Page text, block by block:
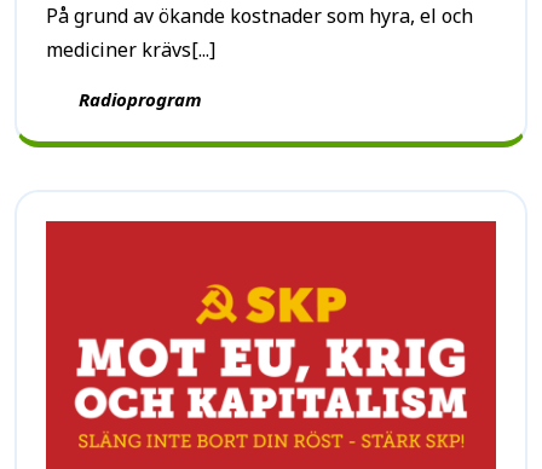
På grund av ökande kostnader som hyra, el och
mediciner krävs[...]
Radioprogram